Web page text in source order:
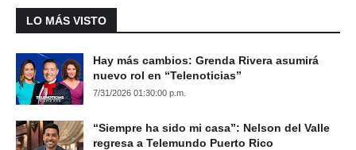
LO MÁS VISTO
Hay más cambios: Grenda Rivera asumirá
nuevo rol en “Telenoticias”
7/31/2026 01:30:00 p.m.
“Siempre ha sido mi casa”: Nelson del Valle
regresa a Telemundo Puerto Rico